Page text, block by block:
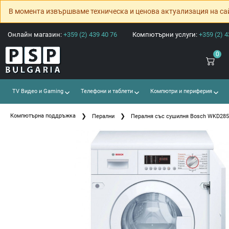
В момента извършваме техническа и ценова актуализация на
Онлайн магазин: +359 (2) 439 40 76 Компютърни услуги: +359 (2)
0
TV Видео и Gaming Телефони и таблети Компютри и периферия
Компютърна поддръжка Перални Пералня със сушилня Bosch